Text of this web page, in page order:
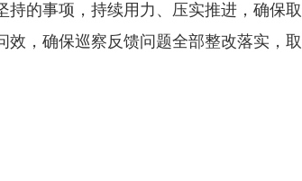
的事项，持续用力、压实推进，确保取
，确保巡察反馈问题全部整改落实，取